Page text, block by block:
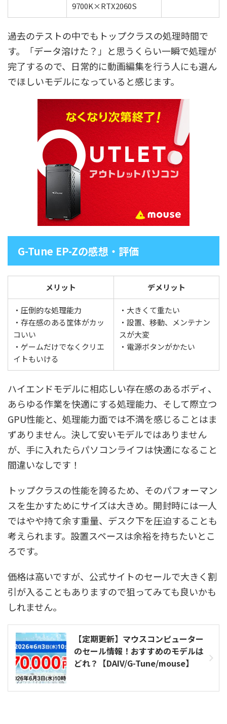
9700K×RTX2060S
過去のテストの中でもトップクラスの処理時間で
す。「データ溶けた？」と思うくらい一瞬で処理が
完了するので、日常的に動画編集を行う人にも選ん
でほしいモデルになっていると感じます。
G-Tune EP-Zの感想・評価
メリット デメリット
・圧倒的な処理能力
・存在感のある筐体がカッ
コいい
・ゲームだけでなくクリエ
イトもいける
・大きくて重たい
・設置、移動、メンテナン
スが大変
・電源ボタンがかたい
ハイエンドモデルに相応しい存在感のあるボディ、
あらゆる作業を快適にする処理能力、そして際立つ
GPU性能と、処理能力面では不満を感じることはま
ずありません。決して安いモデルではありません
が、手に入れたらパソコンライフは快適になること
間違いなしです！
トップクラスの性能を誇るため、そのパフォーマン
スを生かすためにサイズは大きめ。開封時には一人
ではやや持て余す重量、デスク下を圧迫することも
考えられます。設置スペースは余裕を持ちたいとこ
ろです。
価格は高いですが、公式サイトのセールで大きく割
引が入ることもありますので狙ってみても良いかも
しれません。
【定期更新】マウスコンピューター
のセール情報！おすすめのモデルは
どれ？【DAIV/G-Tune/mouse】